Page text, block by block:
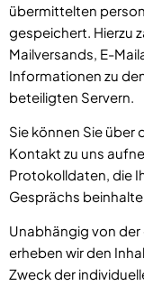
übermittelten
gespeichert. Hierzu
Mailversands, E-
Informationen zu
beteiligten Servern.
Sie können Sie
Kontakt zu uns
Protokolldaten, die
Gesprächs
Unabhängig von
erheben wir den
Zweck der